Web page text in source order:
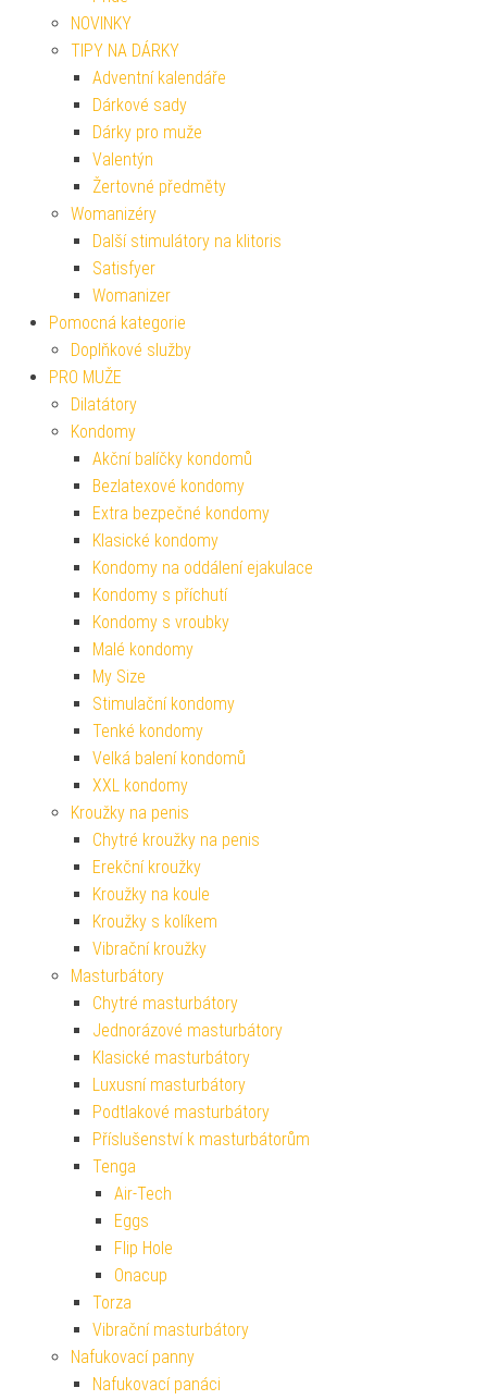
NOVINKY
TIPY NA DÁRKY
Adventní kalendáře
Dárkové sady
Dárky pro muže
Valentýn
Žertovné předměty
Womanizéry
Další stimulátory na klitoris
Satisfyer
Womanizer
Pomocná kategorie
Doplňkové služby
PRO MUŽE
Dilatátory
Kondomy
Akční balíčky kondomů
Bezlatexové kondomy
Extra bezpečné kondomy
Klasické kondomy
Kondomy na oddálení ejakulace
Kondomy s příchutí
Kondomy s vroubky
Malé kondomy
My Size
Stimulační kondomy
Tenké kondomy
Velká balení kondomů
XXL kondomy
Kroužky na penis
Chytré kroužky na penis
Erekční kroužky
Kroužky na koule
Kroužky s kolíkem
Vibrační kroužky
Masturbátory
Chytré masturbátory
Jednorázové masturbátory
Klasické masturbátory
Luxusní masturbátory
Podtlakové masturbátory
Příslušenství k masturbátorům
Tenga
Air-Tech
Eggs
Flip Hole
Onacup
Torza
Vibrační masturbátory
Nafukovací panny
Nafukovací panáci